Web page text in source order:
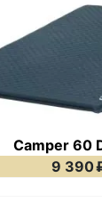
Camper 60
9 390